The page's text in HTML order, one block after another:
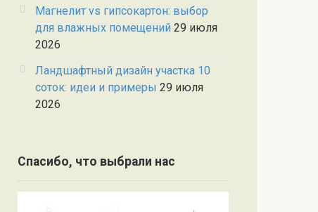
Магнелит vs гипсокартон: выбор
для влажных помещений 29 июля
2026
Ландшафтный дизайн участка 10
соток: идеи и примеры 29 июля
2026
Спасибо, что выбрали нас